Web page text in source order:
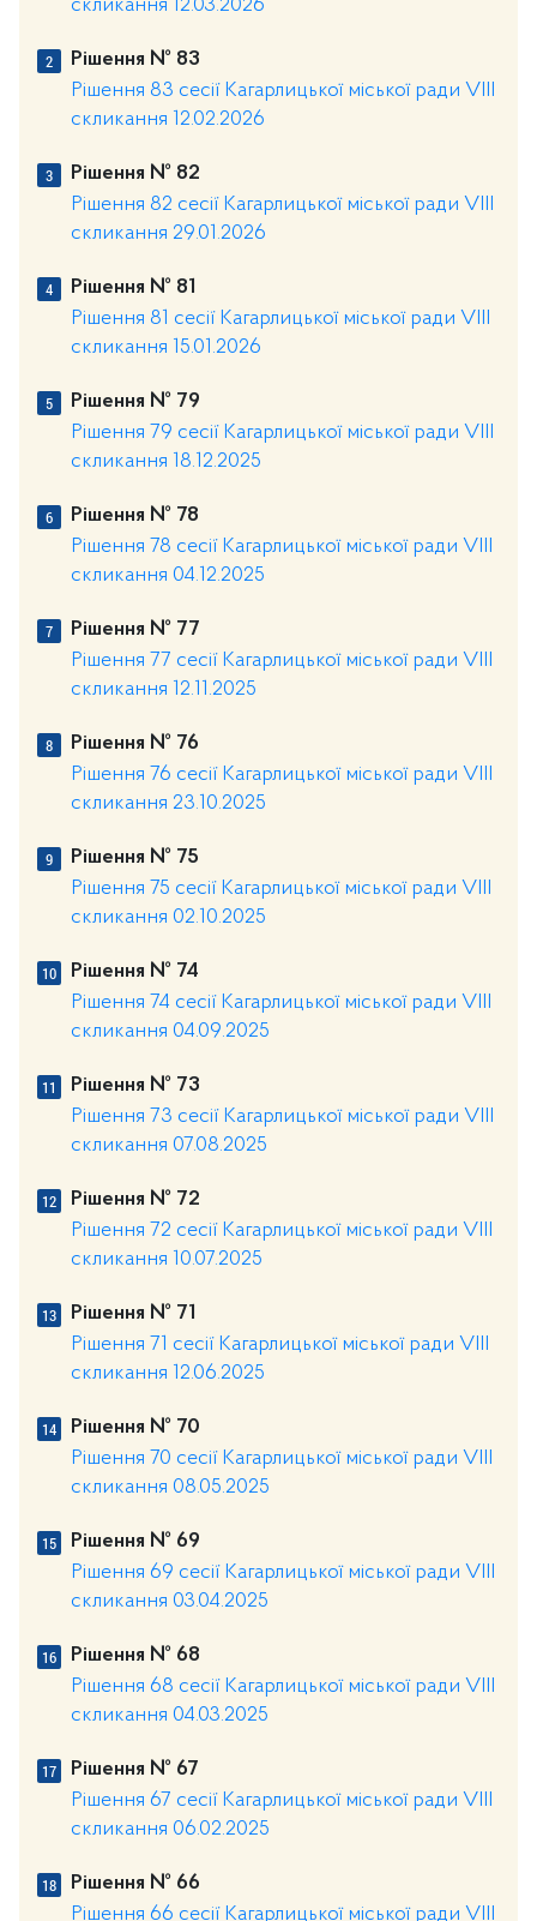
скликання 12.03.2026
Рішення № 83
Рішення 83 сесії Кагарлицької міської ради VIII
скликання 12.02.2026
Рішення № 82
Рішення 82 сесії Кагарлицької міської ради VIII
скликання 29.01.2026
Рішення № 81
Рішення 81 сесії Кагарлицької міської ради VIII
скликання 15.01.2026
Рішення № 79
Рішення 79 сесії Кагарлицької міської ради VIII
скликання 18.12.2025
Рішення № 78
Рішення 78 сесії Кагарлицької міської ради VIII
скликання 04.12.2025
Рішення № 77
Рішення 77 сесії Кагарлицької міської ради VIII
скликання 12.11.2025
Рішення № 76
Рішення 76 сесії Кагарлицької міської ради VIII
скликання 23.10.2025
Рішення № 75
Рішення 75 сесії Кагарлицької міської ради VIII
скликання 02.10.2025
Рішення № 74
Рішення 74 сесії Кагарлицької міської ради VIII
скликання 04.09.2025
Рішення № 73
Рішення 73 сесії Кагарлицької міської ради VIII
скликання 07.08.2025
Рішення № 72
Рішення 72 сесії Кагарлицької міської ради VIII
скликання 10.07.2025
Рішення № 71
Рішення 71 сесії Кагарлицької міської ради VIII
скликання 12.06.2025
Рішення № 70
Рішення 70 сесії Кагарлицької міської ради VIII
скликання 08.05.2025
Рішення № 69
Рішення 69 сесії Кагарлицької міської ради VIII
скликання 03.04.2025
Рішення № 68
Рішення 68 сесії Кагарлицької міської ради VІІІ
скликання 04.03.2025
Рішення № 67
Рішення 67 сесії Кагарлицької міської ради VІІІ
скликання 06.02.2025
Рішення № 66
Рішення 66 сесії Кагарлицької міської ради VІІІ